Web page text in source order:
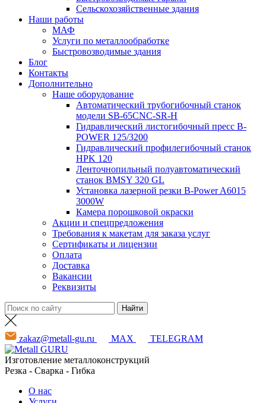
Сельскохозяйственные здания
Наши работы
МАФ
Услуги по металлообработке
Быстровозводимые здания
Блог
Контакты
Дополнительно
Наше оборудование
Автоматический трубогибочный станок
модели SB-65CNC-SR-H
Гидравлический листогибочный пресс B-
POWER 125/3200
Гидравлический профилегибочный станок
HPK 120
Ленточнопильный полуавтоматический
станок BMSY 320 GL
Установка лазерной резки B-Power A6015
3000W
Камера порошковой окраски
Акции и спецпредложения
Требования к макетам для заказа услуг
Сертификаты и лицензии
Оплата
Доставка
Вакансии
Реквизиты
zakaz@metall-gu.ru MAX TELEGRAM
Изготовление металлоконструкций
Резка - Сварка - Гибка
О нас